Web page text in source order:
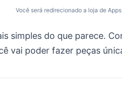
Você será redirecionado a loja de Apps
simples do que parece.
vai poder fazer peças